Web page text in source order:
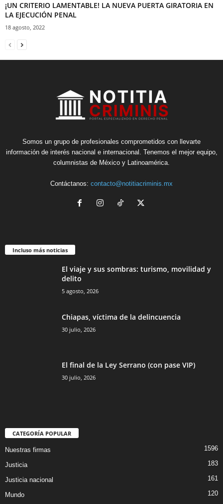
¡UN CRITERIO LAMENTABLE! LA NUEVA PUERTA GIRATORIA EN
LA EJECUCIÓN PENAL
18 agosto, 2022
Somos un grupo de profesionales comprometidos con llevarte
información de interés nacional e internacional. Tenemos el mejor equipo,
columnistas de México y Latinoamérica.
Contáctanos: contacto@notitiacriminis.mx
Incluso más noticias
El viaje y sus sombras: turismo, movilidad y
delito
5 agosto, 2026
Chiapas, víctima de la delincuencia
30 julio, 2026
El final de la Ley Serrano (con pase VIP)
30 julio, 2026
CATEGORÍA POPULAR
Nuestras firmas 1596
Justicia 183
Justicia nacional 161
Mundo 120